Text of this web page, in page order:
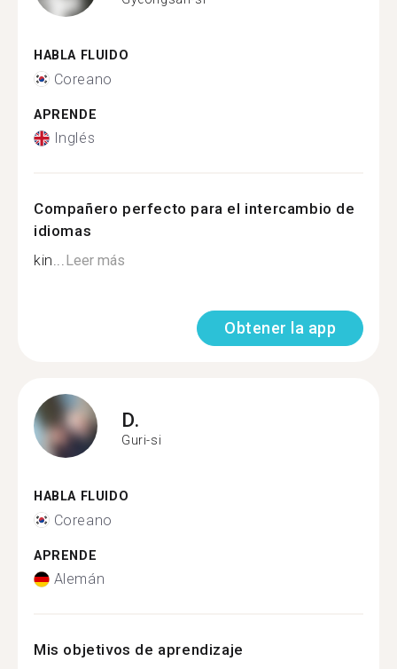
HABLA FLUIDO
Coreano
APRENDE
Inglés
Compañero perfecto para el intercambio de
idiomas
kin...Leer más
Obtener la app
D.
Guri-si
HABLA FLUIDO
Coreano
APRENDE
Alemán
Mis objetivos de aprendizaje